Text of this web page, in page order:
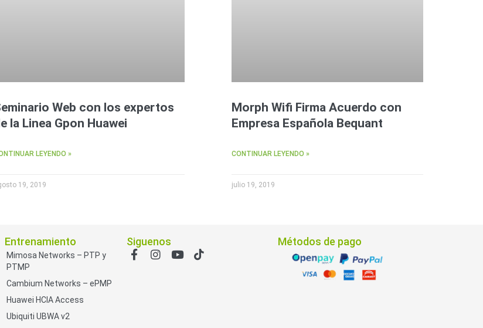
Web con los expertos
la Linea Gpon Huawei
LEYENDO »
19, 2019
Morph Wifi Firma Acuerdo con
Empresa Española Bequant
CONTINUAR LEYENDO »
julio 19, 2019
Entrenamiento
Mimosa Networks – PTP y
PTMP
Cambium Networks – ePMP
Huawei HCIA Access
Ubiquiti UBWA v2
Siguenos Métodos de pago